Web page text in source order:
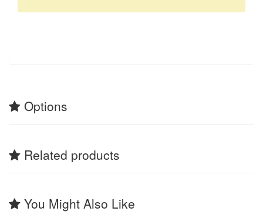
Options
Related products
You Might Also Like